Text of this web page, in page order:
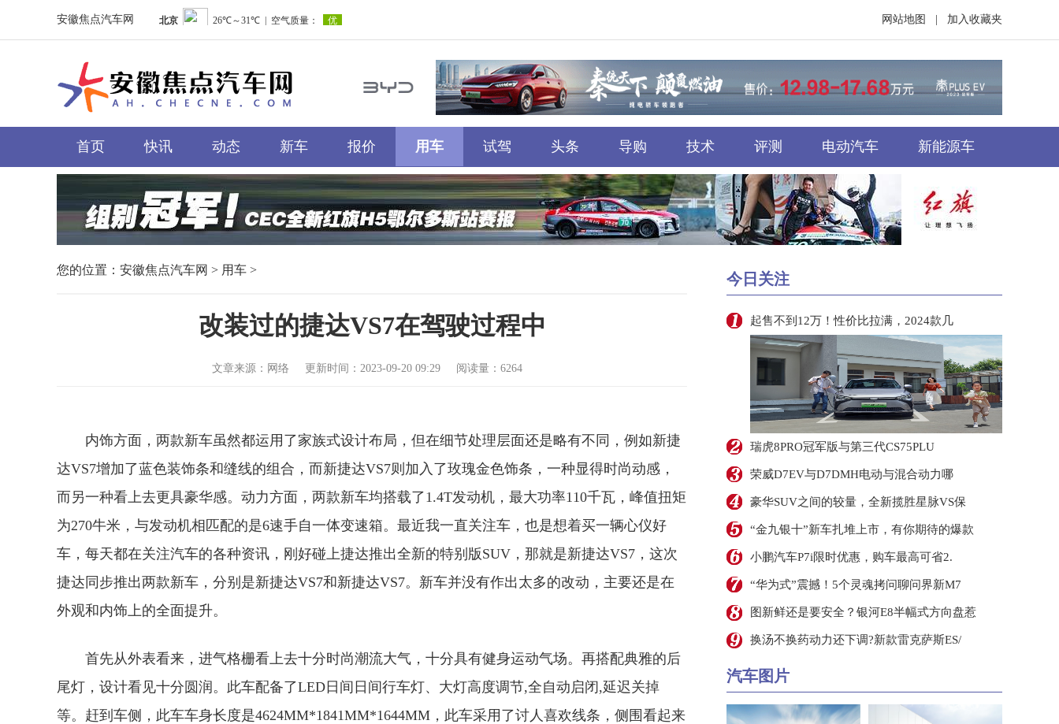
安徽焦点汽车网 网站地图 加入收藏夹
首页 快讯 动态 新车 报价 用车 试驾 头条 导购 技术 评测 电动汽车 新能源车
您的位置： 安徽焦点汽车网 > 用车 >
改装过的捷达VS7在驾驶过程中
文章来源：网络 更新时间：2023-09-20 09:29 阅读量：6264
内饰方面，两款新车虽然都运用了家族式设计布局，但在细节处理层面还是略有不同，例如新捷
达VS7增加了蓝色装饰条和缝线的组合，而新捷达VS7则加入了玫瑰金色饰条，一种显得时尚动感，
而另一种看上去更具豪华感。动力方面，两款新车均搭载了1.4T发动机，最大功率110千瓦，峰值扭矩
为270牛米，与发动机相匹配的是6速手自一体变速箱。最近我一直关注车，也是想着买一辆心仪好
车，每天都在关注汽车的各种资讯，刚好碰上捷达推出全新的特别版SUV，那就是新捷达VS7，这次
捷达同步推出两款新车，分别是新捷达VS7和新捷达VS7。新车并没有作出太多的改动，主要还是在
外观和内饰上的全面提升。
首先从外表看来，进气格栅看上去十分时尚潮流大气，十分具有健身运动气场。再搭配典雅的后
尾灯，设计看见十分圆润。此车配备了LED日间日间行车灯、大灯高度调节,全自动启闭,延迟关掉
等。赶到车侧，此车车身长度是4624MM*1841MM*1644MM，此车采用了讨人喜欢线条，侧围看起来
今日关注
起售不到12万！性价比拉满，2024款几
瑞虎8PRO冠军版与第三代CS75PLU
荣威D7EV与D7DMH电动与混合动力哪
豪华SUV之间的较量，全新揽胜星脉VS保
“金九银十”新车扎堆上市，有你期待的爆款
小鹏汽车P7i限时优惠，购车最高可省2.
“华为式”震撼！5个灵魂拷问聊问界新M7
图新鲜还是要安全？银河E8半幅式方向盘惹
换汤不换药动力还下调?新款雷克萨斯ES/
汽车图片